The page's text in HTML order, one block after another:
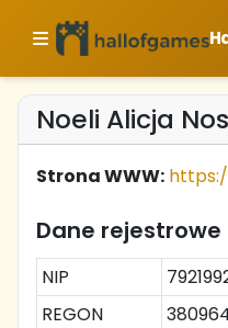
Noeli Alicja
Strona WWW:
Dane rejestrowe
NIP
REGON